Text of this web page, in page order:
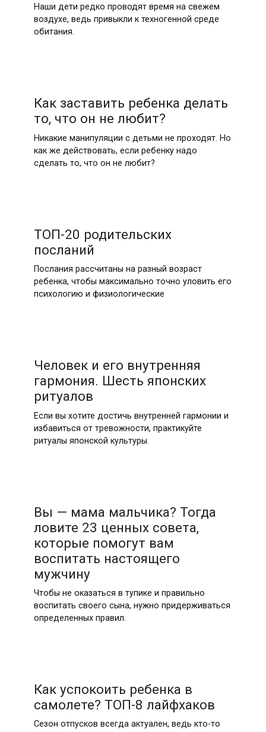
Наши дети редко проводят время на свежем
воздухе, ведь привыкли к техногенной среде
обитания.
Как заставить ребенка делать
то, что он не любит?
Никакие манипуляции с детьми не проходят. Но
как же действовать, если ребенку надо
сделать то, что он не любит?
ТОП-20 родительских
посланий
Послания рассчитаны на разный возраст
ребенка, чтобы максимально точно уловить его
психологию и физиологические
Человек и его внутренняя
гармония. Шесть японских
ритуалов
Если вы хотите достичь внутренней гармонии и
избавиться от тревожности, практикуйте
ритуалы японской культуры.
Вы — мама мальчика? Тогда
ловите 23 ценных совета,
которые помогут вам
воспитать настоящего
мужчину
Чтобы не оказаться в тупике и правильно
воспитать своего сына, нужно придерживаться
определенных правил.
Как успокоить ребенка в
самолете? ТОП-8 лайфхаков
Сезон отпусков всегда актуален, ведь кто-то